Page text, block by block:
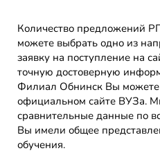
Количество предложений
можете выбрать одно из
заявку на поступление на
точную достоверную
Филиал Обнинск Вы можете
официальном сайте ВУЗа.
сравнительные данные по
Вы имели общее
обучения.